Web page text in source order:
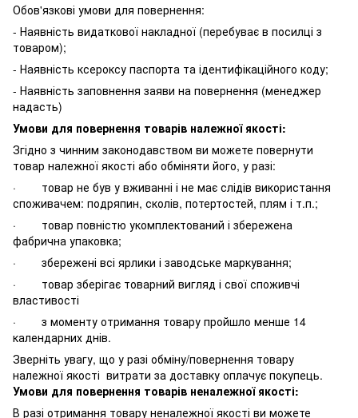
Обов'язкові умови для повернення:
- Наявність видаткової накладної (перебуває в посилці з
товаром);
- Наявність ксероксу паспорта та ідентифікаційного коду;
- Наявність заповнення заяви на повернення (менеджер
надасть)
Умови для повернення товарів належної якості:
Згідно з чинним законодавством ви можете повернути
товар належної якості або обміняти його, у разі:
· товар не був у вживанні і не має слідів використання
споживачем: подряпин, сколів, потертостей, плям і т.п.;
· товар повністю укомплектований і збережена
фабрична упаковка;
· збережені всі ярлики і заводське маркування;
· товар зберігає товарний вигляд і свої споживчі
властивості
· з моменту отримання товару пройшло менше 14
календарних днів.
Зверніть увагу, що у разі обміну/повернення товару
належної якості витрати за доставку оплачує покупець.
Умови для повернення товарів неналежної якості:
В разі отримання товару неналежної якості ви можете